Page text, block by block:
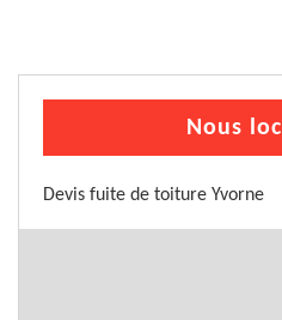
Nous
Devis fuite de toiture Yvorne